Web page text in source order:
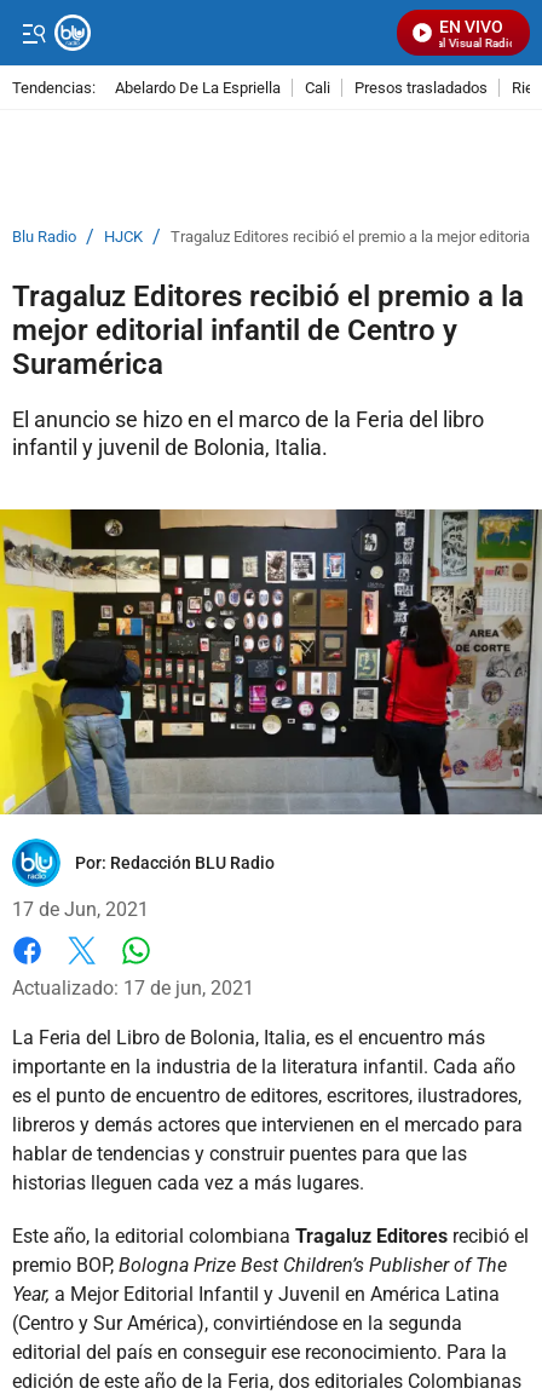
EN VIVO
Señal Visual Radio
Tendencias: Abelardo De La Espriella Cali Presos trasladados
Blu Radio / HJCK / Tragaluz Editores recibió el premio a la mejor editorial
Tragaluz Editores recibió el premio a la
mejor editorial infantil de Centro y
Suramérica
El anuncio se hizo en el marco de la Feria del libro
infantil y juvenil de Bolonia, Italia.
Por: Redacción BLU Radio
17 de Jun, 2021
Facebook
X
Actualizado: 17 de jun, 2021
La Feria del Libro de Bolonia, Italia, es el encuentro más
importante en la industria de la literatura infantil. Cada año
es el punto de encuentro de editores, escritores, ilustradores,
libreros y demás actores que intervienen en el mercado para
hablar de tendencias y construir puentes para que las
historias lleguen cada vez a más lugares.
Este año, la editorial colombiana Tragaluz Editores recibió el
premio BOP, Bologna Prize Best Children’s Publisher of The
Year, a Mejor Editorial Infantil y Juvenil en América Latina
(Centro y Sur América), convirtiéndose en la segunda
editorial del país en conseguir ese reconocimiento. Para la
edición de este año de la Feria, dos editoriales Colombianas